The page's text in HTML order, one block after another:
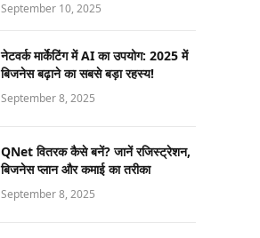
September 10, 2025
नेटवर्क मार्केटिंग में AI का उपयोग: 2025 में
बिजनेस बढ़ाने का सबसे बड़ा रहस्य!
September 8, 2025
QNet वितरक कैसे बनें? जानें रजिस्ट्रेशन,
बिजनेस प्लान और कमाई का तरीका
September 8, 2025